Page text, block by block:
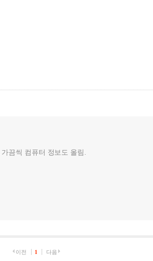
끔씩 컴퓨터 정보도 올림.
이전 1 다음